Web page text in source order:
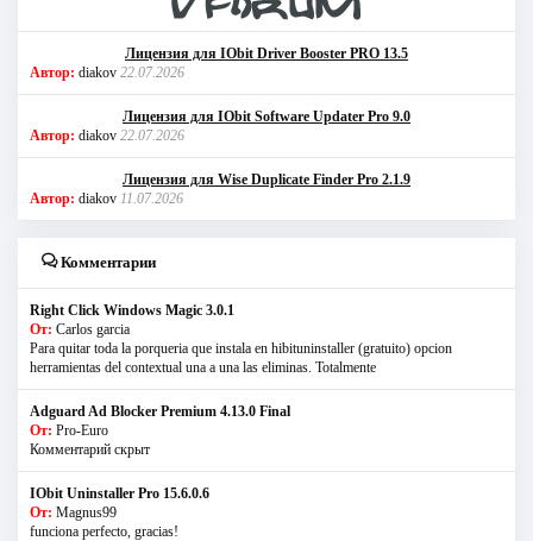
Лицензия для IObit Driver Booster PRO 13.5
Автор: diakov 22.07.2026
Лицензия для IObit Software Updater Pro 9.0
Автор: diakov 22.07.2026
Лицензия для Wise Duplicate Finder Pro 2.1.9
Автор: diakov 11.07.2026
Комментарии
Right Click Windows Magic 3.0.1
От: Carlos garcia
Para quitar toda la porqueria que instala en hibituninstaller (gratuito) opcion
herramientas del contextual una a una las eliminas. Totalmente
Adguard Ad Blocker Premium 4.13.0 Final
От: Pro-Euro
Комментарий скрыт
IObit Uninstaller Pro 15.6.0.6
От: Magnus99
funciona perfecto, gracias!